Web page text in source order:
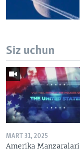
Siz uchun
MART 31, 2025
Amerika Manzaralari